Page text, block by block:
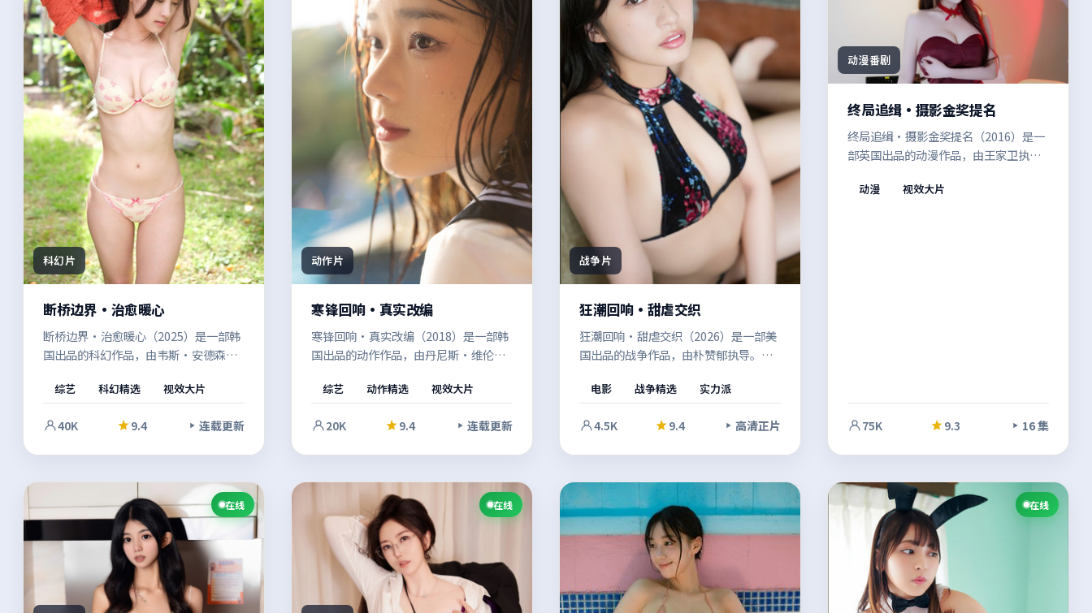
科幻片
断桥边界·治愈暖心
断桥边界·治愈暖心（2025）是一部韩
国出品的科幻作品，由韦斯·安德森执
与场面调度相互呼应，强化了关键转折
的观众。
综艺 科幻精选 视效大片
40K 9.4 连载更新
动作片
寒锋回响·真实改编
寒锋回响·真实改编（2018）是一部韩
国出品的动作作品，由丹尼斯·维伦纽
藏自己的另一面，主人公不得不在道德
一，整体完成度较高。
综艺 动作精选 视效大片
20K 9.4 连载更新
战争片
狂潮回响·甜虐交织
狂潮回响·甜虐交织（2026）是一部美
国出品的战争作品，由朴赞郁执导。当
富有张力，情绪在留白中慢慢累积。影
电影 战争精选 实力派
4.5K 9.4 高清正片
动漫番剧
终局追缉·摄影金奖提名
终局追缉·摄影金奖提名（2016）是一
部英国出品的动漫作品，由王家卫执
质感与戏剧冲突兼顾，让观众在共情中
动漫 视效大片
75K 9.3 16 集
在线 在线 在线